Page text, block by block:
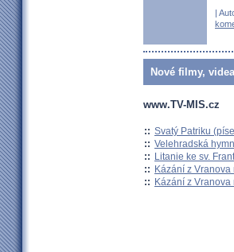
|
Nové filmy,
www.TV-MIS.cz
:: Svatý Patriku
:: Velehradská
:: Litanie ke sv.
:: Kázání z
:: Kázání z